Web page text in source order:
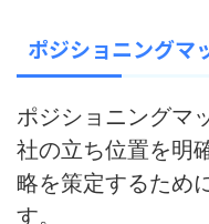
ポジショニングマ
ポジショニングマ
社の立ち位置を明
略を策定するため
す。